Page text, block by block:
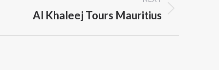
Al Khaleej Tours Mauritius